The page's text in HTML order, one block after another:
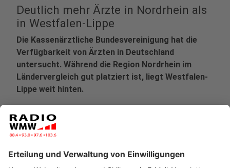
Deutlich mehr Ärzte in Nordrhein als
in Westfalen-Lippe
Die Kassenärztliche Bundesvereinigung hat die
Verfügbarkeit von Ärzten in Deutschland
untersucht. Während die Region Nordrhein im
Ländervergleich gut platziert ist, liegt Westfalen-
Lippe weit hinten.
Anzeige